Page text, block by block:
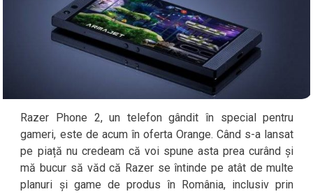
Razer Phone 2, un telefon gândit în special pentru
gameri, este de acum în oferta Orange. Când s-a lansat
pe piață nu credeam că voi spune asta prea curând și
mă bucur să văd că Razer se întinde pe atât de multe
planuri și game de produs în România, inclusiv prin